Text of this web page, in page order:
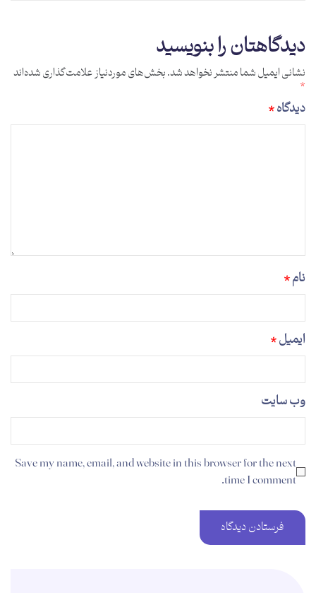
دیدگاهتان را بنویسید
نشانی ایمیل شما منتشر نخواهد شد.بخش‌های موردنیاز علامت‌گذاری شده‌اند
دیدگاه*
نام*
ایمیل*
وب‌ سایت
Save my name, email, and website in this browser for the next
time I comment.